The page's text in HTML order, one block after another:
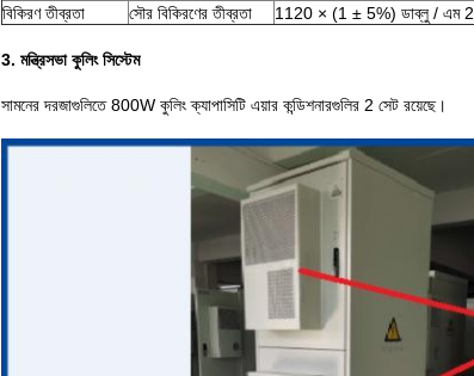
বিকিরণ তীব্রতা
সৌর বিকিরণের তীব্রতা 1120 × (1 ± 5%) ডাব্লু / এম 2
3. মন্ত্রিসভা কুলিং সিস্টেম
সামনের দরজাগুলিতে 800W কুলিং ক্যাপাসিটি এয়ার কন্ডিশনারগুলির 2 সেট রয়েছে।